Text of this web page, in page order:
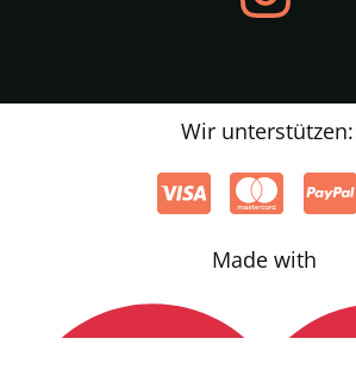
Wir unterstützen:
Made with